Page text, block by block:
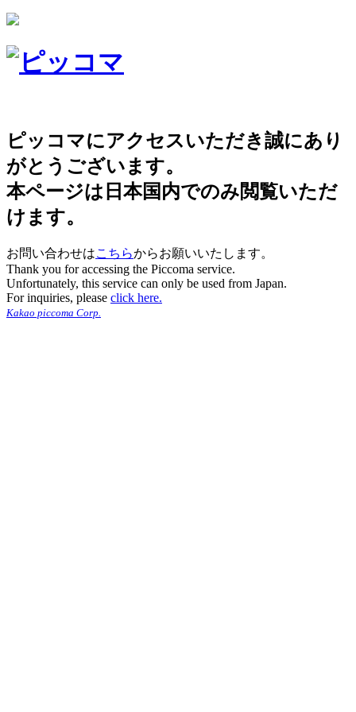
ピッコマにアクセスいただき誠にあり
がとうございます。
本ページは日本国内でのみ閲覧いただ
けます。
お問い合わせはこちらからお願いいたします。
Thank you for accessing the Piccoma service.
Unfortunately, this service can only be used from Japan.
For inquiries, please click here.
Kakao piccoma Corp.